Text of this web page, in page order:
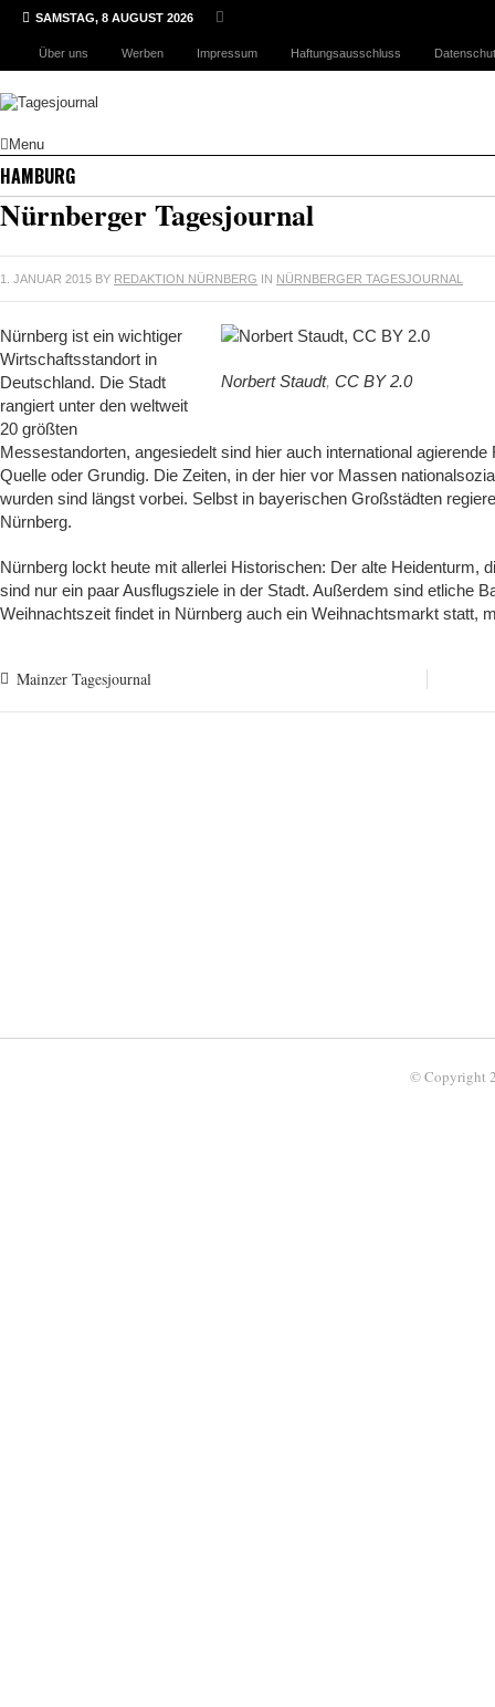
SAMSTAG, 8 AUGUST 2026
Über uns Werben Impressum Haftungsausschluss
Menu
HAMBURG
Nürnberger Tagesjournal
1. JANUAR 2015 BY REDAKTION NÜRNBERG IN NÜRNBERGER TAGESJOURNAL
Norbert Staudt, CC BY 2.0
Nürnberg ist ein wichtiger
Wirtschaftsstandort in
Deutschland. Die Stadt
rangiert unter den weltweit
20 größten
Messestandorten, angesiedelt sind hier auch international
Quelle oder Grundig. Die Zeiten, in der hier vor Massen
wurden sind längst vorbei. Selbst in bayerischen Großstädten
Nürnberg.
Nürnberg lockt heute mit allerlei Historischen: Der alte Heidenturm,
sind nur ein paar Ausflugsziele in der Stadt. Außerdem sind etliche
Weihnachtszeit findet in Nürnberg auch ein Weihnachtsmarkt statt,
Mainzer Tagesjournal
© Copyright